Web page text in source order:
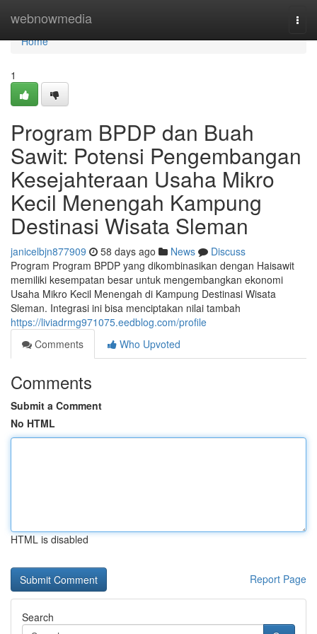
webnowmedia
Home
Home
1
Program BPDP dan Buah
Sawit: Potensi Pengembangan
Kesejahteraan Usaha Mikro
Kecil Menengah Kampung
Destinasi Wisata Sleman
janicelbjn877909 58 days ago News
Discuss
Program Program BPDP yang dikombinasikan dengan Haisawit
memiliki kesempatan besar untuk mengembangkan ekonomi
Usaha Mikro Kecil Menengah di Kampung Destinasi Wisata
Sleman. Integrasi ini bisa menciptakan nilai tambah
https://liviadrmg971075.eedblog.com/profile
Comments
Who Upvoted
Comments
Submit a Comment
No HTML
HTML is disabled
Report Page
Search